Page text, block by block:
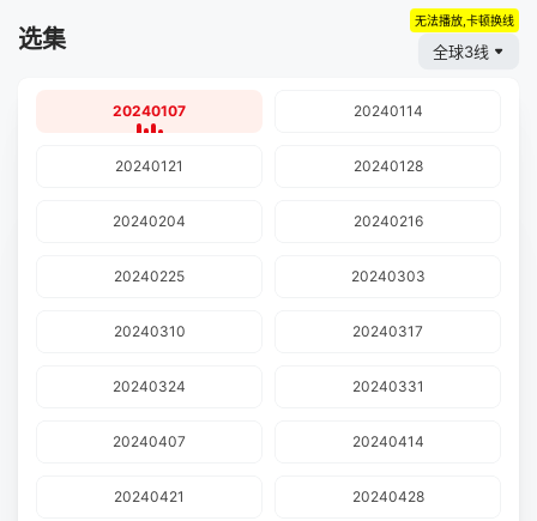
选集
无法播放,卡顿换线
全球3线
20240107 20240114
20240121 20240128
20240204 20240216
20240225 20240303
20240310 20240317
20240324 20240331
20240407 20240414
20240421 20240428